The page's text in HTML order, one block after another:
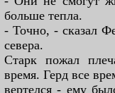
больше тепла.
- Точно, - сказал
севера.
Старк пожал
время. Герд все
вертелся - ему